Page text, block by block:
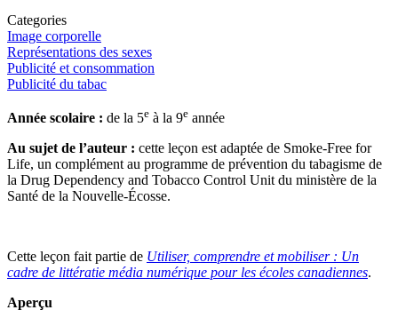
Categories
Image corporelle
Représentations des sexes
Publicité et consommation
Publicité du tabac
Année scolaire : de la 5e à la 9e année
Au sujet de l’auteur : cette leçon est adaptée de Smoke-Free for
Life, un complément au programme de prévention du tabagisme de
la Drug Dependency and Tobacco Control Unit du ministère de la
Santé de la Nouvelle-Écosse.
Cette leçon fait partie de Utiliser, comprendre et mobiliser : Un
cadre de littératie média numérique pour les écoles canadiennes.
Aperçu